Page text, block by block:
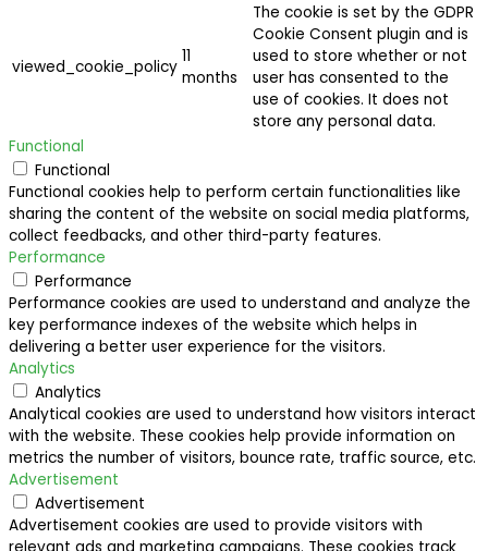
viewed_cookie_policy
11
months
The cookie is set by the GDPR
Cookie Consent plugin and is
used to store whether or not
user has consented to the
use of cookies. It does not
store any personal data.
Functional
Functional
Functional cookies help to perform certain functionalities like
sharing the content of the website on social media platforms,
collect feedbacks, and other third-party features.
Performance
Performance
Performance cookies are used to understand and analyze the
key performance indexes of the website which helps in
delivering a better user experience for the visitors.
Analytics
Analytics
Analytical cookies are used to understand how visitors interact
with the website. These cookies help provide information on
metrics the number of visitors, bounce rate, traffic source, etc.
Advertisement
Advertisement
Advertisement cookies are used to provide visitors with